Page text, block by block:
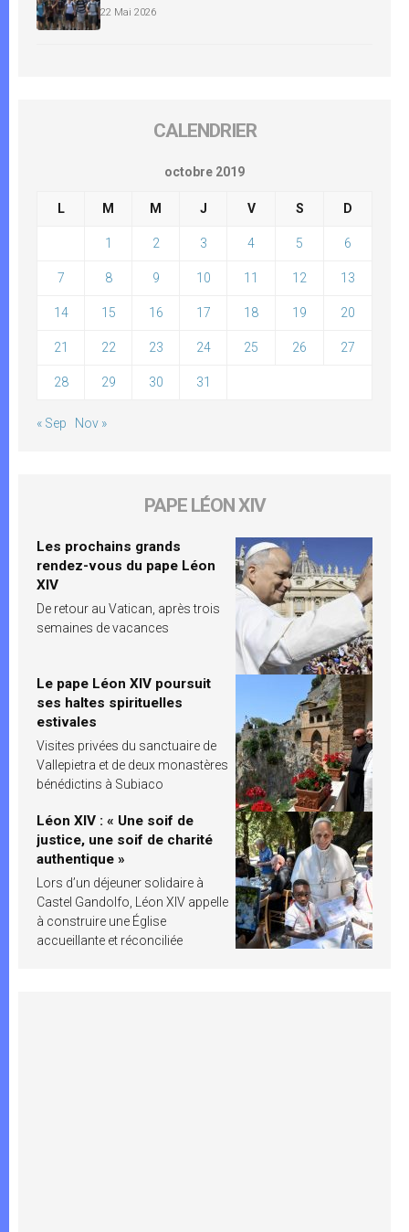
22 Mai 2026
CALENDRIER
octobre 2019
L M M J V S D
1 2 3 4 5 6
7 8 9 10 11 12 13
14 15 16 17 18 19 20
21 22 23 24 25 26 27
28 29 30 31
« Sep Nov »
PAPE LÉON XIV
Les prochains grands
rendez-vous du pape Léon
XIV
De retour au Vatican, après trois
semaines de vacances
Le pape Léon XIV poursuit
ses haltes spirituelles
estivales
Visites privées du sanctuaire de
Vallepietra et de deux monastères
bénédictins à Subiaco
Léon XIV : « Une soif de
justice, une soif de charité
authentique »
Lors d’un déjeuner solidaire à
Castel Gandolfo, Léon XIV appelle
à construire une Église
accueillante et réconciliée